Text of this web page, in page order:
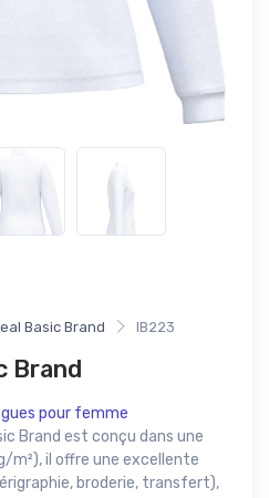
Basic Brand IB223
Brand
pour femme
Brand est conçu dans une
m²), il offre une excellente
broderie, transfert),